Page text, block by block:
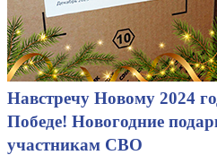
Навстречу Новому 2024
Победе! Новогодние
участникам СВО